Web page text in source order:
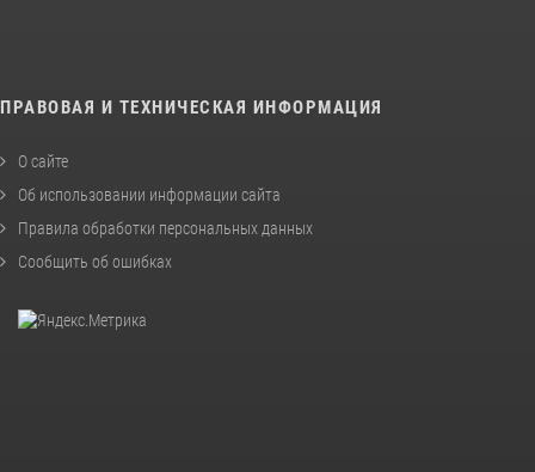
ПРАВОВАЯ И ТЕХНИЧЕСКАЯ ИНФОРМАЦИЯ
О сайте
Об использовании информации сайта
Правила обработки персональных данных
Сообщить об ошибках